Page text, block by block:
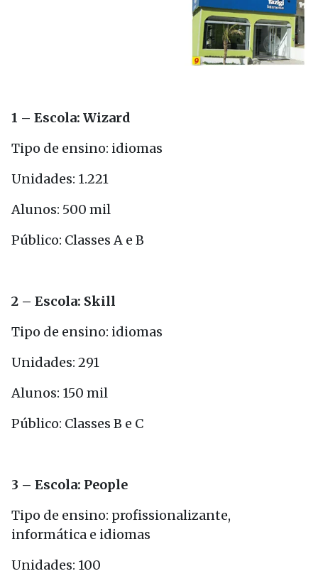
1 – Escola: Wizard
Tipo de ensino: idiomas
Unidades: 1.221
Alunos: 500 mil
Público: Classes A e B
2 – Escola: Skill
Tipo de ensino: idiomas
Unidades: 291
Alunos: 150 mil
Público: Classes B e C
3 – Escola: People
Tipo de ensino: profissionalizante,
informática e idiomas
Unidades: 100